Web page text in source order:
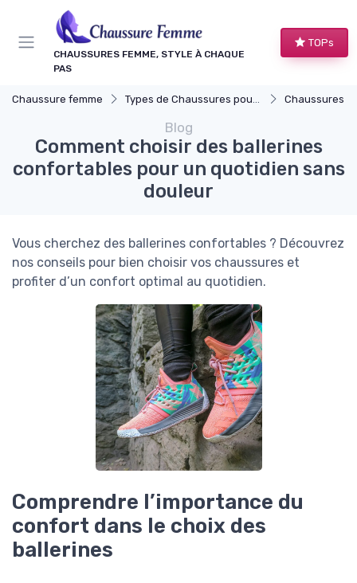
CHAUSSURES FEMME, STYLE À CHAQUE
PAS
TOPs
Chaussure femme Types de Chaussures pour Femmes Chaussures
Blog
Comment choisir des ballerines
confortables pour un quotidien sans
douleur
Vous cherchez des ballerines confortables ? Découvrez
nos conseils pour bien choisir vos chaussures et
profiter d’un confort optimal au quotidien.
Comprendre l’importance du
confort dans le choix des
ballerines
Panneau de gestion des cookies